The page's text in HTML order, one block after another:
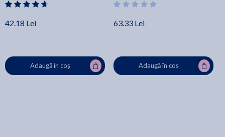
42.18 Lei
Adaugă în coș
63.33 Lei
Adaugă în coș